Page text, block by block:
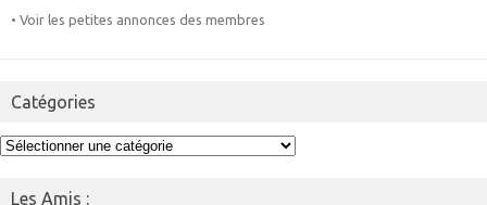
• Voir les petites annonces des membres
Catégories
Catégories
Les Amis :